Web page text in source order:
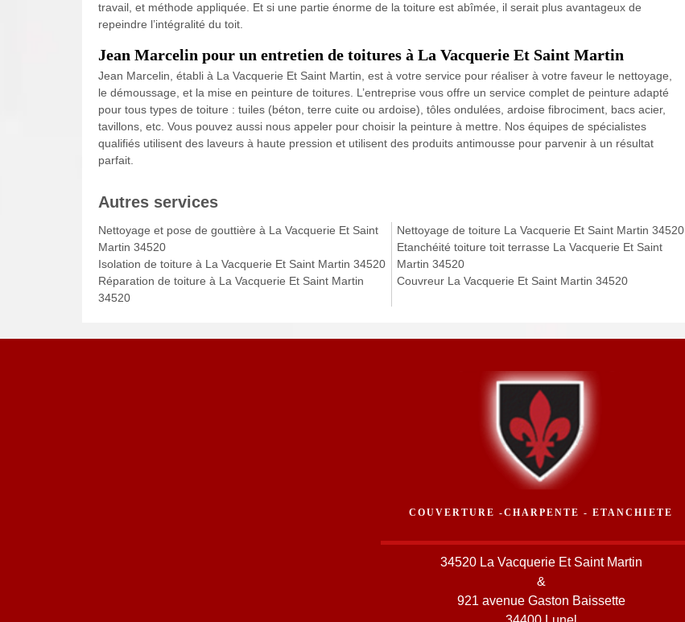
travail, et méthode appliquée. Et si une partie énorme de la toiture est abîmée, il serait plus avantageux de
repeindre l’intégralité du toit.
Jean Marcelin pour un entretien de toitures à La Vacquerie Et Saint Martin
Jean Marcelin, établi à La Vacquerie Et Saint Martin, est à votre service pour réaliser à votre faveur le nettoyage,
le démoussage, et la mise en peinture de toitures. L’entreprise vous offre un service complet de peinture adapté
pour tous types de toiture : tuiles (béton, terre cuite ou ardoise), tôles ondulées, ardoise fibrociment, bacs acier,
tavillons, etc. Vous pouvez aussi nous appeler pour choisir la peinture à mettre. Nos équipes de spécialistes
qualifiés utilisent des laveurs à haute pression et utilisent des produits antimousse pour parvenir à un résultat
parfait.
Autres services
Nettoyage et pose de gouttière à La Vacquerie Et Saint
Martin 34520
Isolation de toiture à La Vacquerie Et Saint Martin 34520
Réparation de toiture à La Vacquerie Et Saint Martin
34520
Nettoyage de toiture La Vacquerie Et Saint Martin 34520
Etanchéité toiture toit terrasse La Vacquerie Et Saint
Martin 34520
Couvreur La Vacquerie Et Saint Martin 34520
COUVERTURE -CHARPENTE - ETANCHIETE
34520 La Vacquerie Et Saint Martin
&
921 avenue Gaston Baissette